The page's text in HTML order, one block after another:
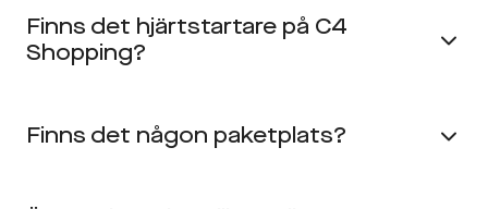
Finns det hjärtstartare på C4
Shopping?
Finns det någon paketplats?